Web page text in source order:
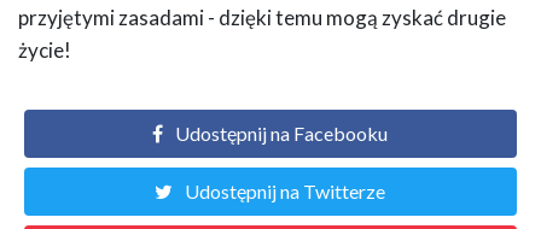
przyjętymi zasadami - dzięki temu mogą zyskać drugie
życie!
Udostępnij na Facebooku
Udostępnij na Twitterze